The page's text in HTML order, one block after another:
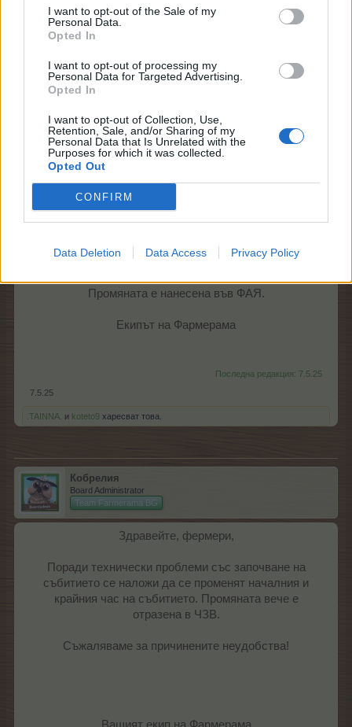
I want to opt-out of the Sale of my
Personal Data.
Opted In
I want to opt-out of processing my
Personal Data for Targeted Advertising.
Opted In
I want to opt-out of Collection, Use,
Retention, Sale, and/or Sharing of my
Personal Data that Is Unrelated with the
Purposes for which it was collected.
Opted Out
CONFIRM
Data Deletion Data Access Privacy Policy
mushnu4ka
S-Moderator
Team Farmerama BG
Здравейте, фермери!
Намалено е количеството на необходимите растения
за изпълнение на задачите.
Таблиците във ФАЯ ще бъдат обновени.
Поглеждайте датата и часа в най-долната им част,
за да сте сигурни, че това се е случило.
Също така е намалено количеството растения на
събитието, необходимо за изпълнение на поръчките
Промяната е нанесена във ФАЯ.
Екипът на Фармерама
Последна редакция: 7.5.25
7.5.25
.TAINNA. и koteto9 харесват това.
Кобрелия
Board Administrator
Team Farmerama BG
Здравейте, фермери,
Поради технически проблеми със започване на
събитието се наложи да се променят началния и
крайния час на събитието. Промяната вече е
отразена в ЧЗВ.
Съжаляваме за причинените неудобства!